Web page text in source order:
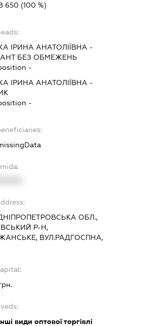
650 (100 %)
ІРИНА АНАТОЛІЇВНА -
БЕЗ ОБМЕЖЕНЬ
-
ІРИНА АНАТОЛІЇВНА -
-
ОБЛ.,
Р-Н,
ВУЛ.РАДГОСПНА,
види оптової торгівлі